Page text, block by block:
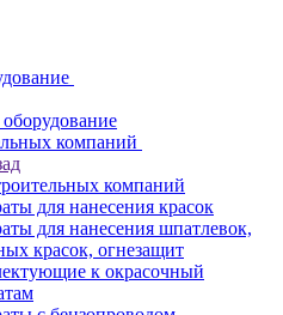
компаний
компаний
для нанесения красок
для нанесения шпатлевок,
красок, огнезащит
к окрасочный